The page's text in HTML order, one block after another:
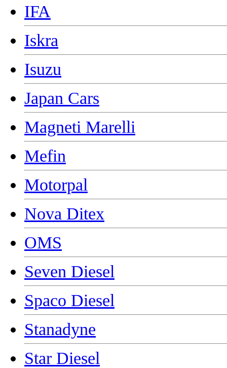
IFA
Iskra
Isuzu
Japan Cars
Magneti Marelli
Mefin
Motorpal
Nova Ditex
OMS
Seven Diesel
Spaco Diesel
Stanadyne
Star Diesel